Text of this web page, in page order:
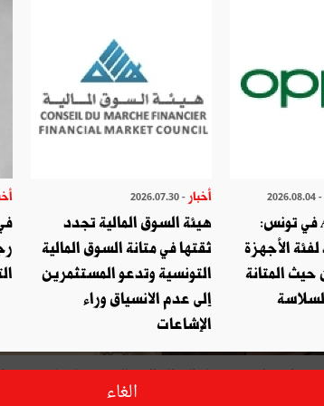
سبل دعم مسار العدالة الانتقالية وإنجاحها
- 2026.08.04
أوبو تطلق A6c في تونس:
لفئة الأجهزة
حيث المتانة
أخبار - 2026.07.30
هيئة السوق المالية تجدد
ثقتها في متانة السوق المالية
التونسية وتدعو المستثمرين
إلى عدم الانسياق وراء
الإشاعات
الغاء